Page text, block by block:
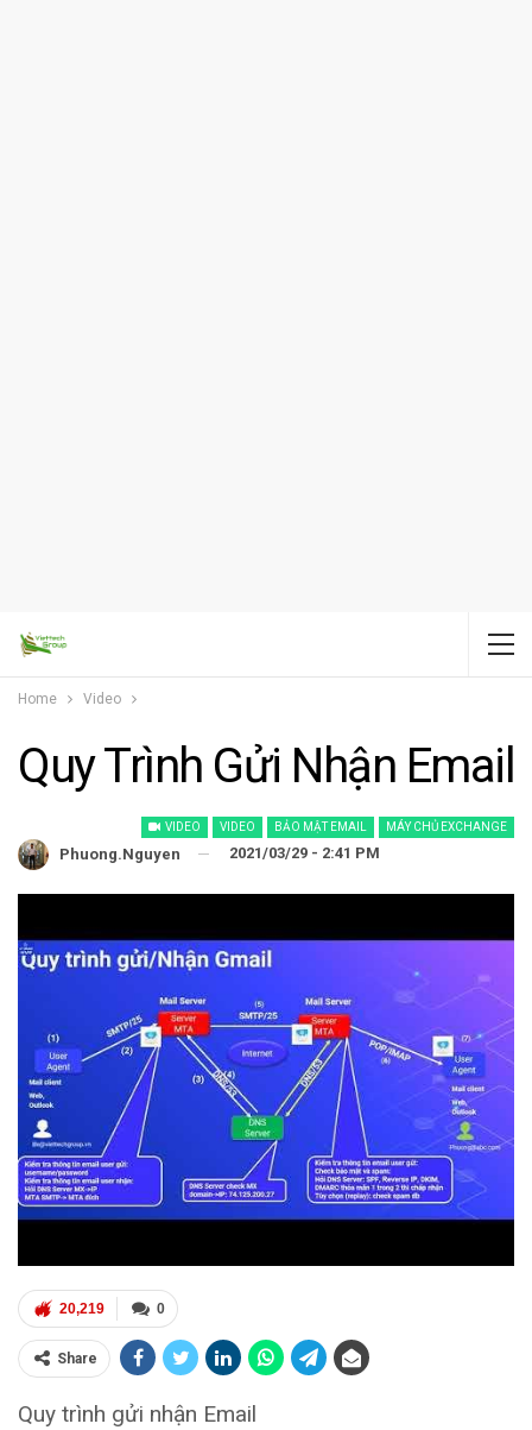
Home Video
Quy Trình Gửi Nhận Email
VIDEO VIDEO BẢO MẬT EMAIL MÁY CHỦ EXCHANGE
Phuong.nguyen 2021/03/29 - 2:41 PM
0
20,219
Share
Quy trình gửi nhận Email